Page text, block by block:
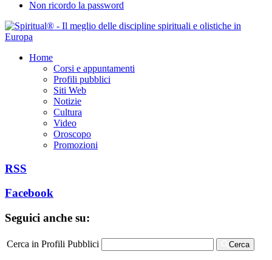
Non ricordo la password
Home
Corsi e appuntamenti
Profili pubblici
Siti Web
Notizie
Cultura
Video
Oroscopo
Promozioni
RSS
Facebook
Seguici anche su:
Cerca in Profili Pubblici Cerca